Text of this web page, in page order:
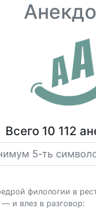
Всего 10 112
филологии в
и влез в разговор: